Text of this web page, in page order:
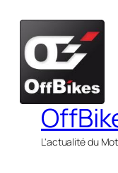
contenu
L'actualité du